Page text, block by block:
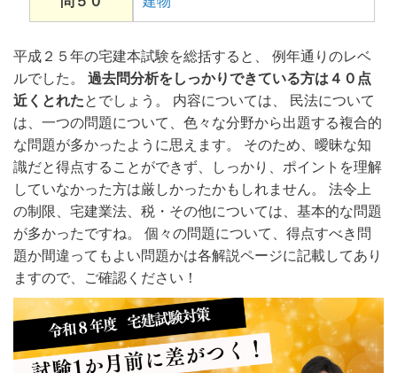
平成２５年の宅建本試験を総括すると、 例年通りのレベ
ルでした。 過去問分析をしっかりできている方は４０点
近くとれたとでしょう。 内容については、 民法について
は、一つの問題について、色々な分野から出題する複合的
な問題が多かったように思えます。 そのため、曖昧な知
識だと得点することができず、しっかり、ポイントを理解
していなかった方は厳しかったかもしれません。 法令上
の制限、宅建業法、税・その他については、基本的な問題
が多かったですね。 個々の問題について、得点すべき問
題か間違ってもよい問題かは各解説ページに記載してあり
ますので、ご確認ください！